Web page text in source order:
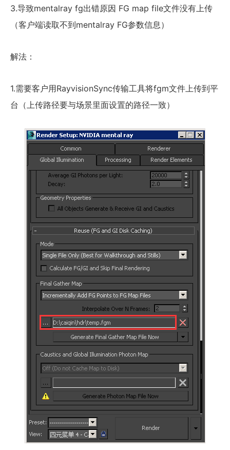
3.导致mentalray fg出错原因 FG map file文件没有上传
（客户端读取不到mentalray FG参数信息）
解法：
1.需要客户用RayvisionSync传输工具将fgm文件上传到平
台（上传路径要与场景里面设置的路径一致）